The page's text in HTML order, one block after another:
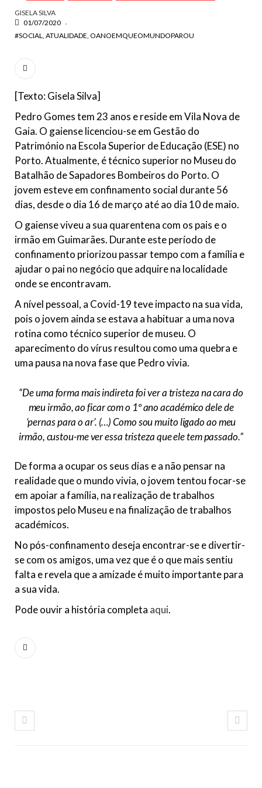
GISELA SILVA
01/07/2020
#SOCIAL ATUALIDADE OANOEMQUEOMUNDOPAROU
[Texto: Gisela Silva]
Pedro Gomes tem 23 anos e reside em Vila Nova de
Gaia. O gaiense licenciou-se em Gestão do
Património na Escola Superior de Educação (ESE) no
Porto. Atualmente, é técnico superior no Museu do
Batalhão de Sapadores Bombeiros do Porto. O
jovem esteve em confinamento social durante 56
dias, desde o dia 16 de março até ao dia 10 de maio.
O gaiense viveu a sua quarentena com os pais e o
irmão em Guimarães. Durante este período de
confinamento priorizou passar tempo com a família e
ajudar o pai no negócio que adquire na localidade
onde se encontravam.
A nível pessoal, a Covid-19 teve impacto na sua vida,
pois o jovem ainda se estava a habituar a uma nova
rotina como técnico superior de museu. O
aparecimento do vírus resultou como uma quebra e
uma pausa na nova fase que Pedro vivia.
“De uma forma mais indireta foi ver a tristeza na cara do
meu irmão, ao ficar com o 1º ano académico dele de
‘pernas para o ar’. (…) Como sou muito ligado ao meu
irmão, custou-me ver essa tristeza que ele tem passado.”
De forma a ocupar os seus dias e a não pensar na
realidade que o mundo vivia, o jovem tentou focar-se
em apoiar a família, na realização de trabalhos
impostos pelo Museu e na finalização de trabalhos
académicos.
No pós-confinamento deseja encontrar-se e divertir-
se com os amigos, uma vez que é o que mais sentiu
falta e revela que a amizade é muito importante para
a sua vida.
Pode ouvir a história completa aqui.